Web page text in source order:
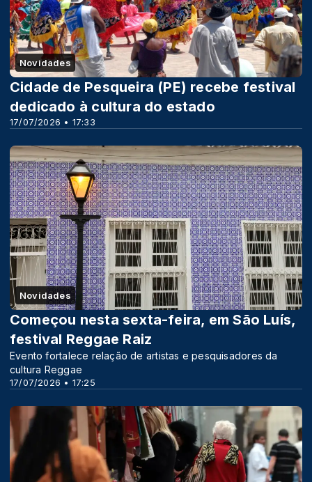
Novidades
17/07/2026 • 17:33
Cidade de Pesqueira (PE) recebe festival
dedicado à cultura do estado
Novidades
17/07/2026 • 17:25
Começou nesta sexta-feira, em São Luís,
festival Reggae Raiz
Evento fortalece relação de artistas e pesquisadores da
cultura Reggae